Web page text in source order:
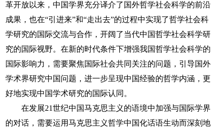
革开放以来，中国学界充分译介了国外哲学社会科学的前沿
成果，也在“引进来”和“走出去”的过程中实现了哲学社会科
学研究的国际交流与合作，开阔了当代中国哲学社会科学研
究的国际视野。在新的时代条件下增强我国哲学社会科学的
国际影响力，需要聚焦国际社会共同关注的问题，引导国外
学术界研究中国问题，进一步呈现中国经验的哲学内涵，更
好地实现中国学术研究的国际认同。
在发展21世纪中国马克思主义的语境中加强与国际学界
的对话，需要运用马克思主义哲学中国化话语生动而深刻地